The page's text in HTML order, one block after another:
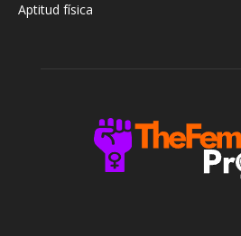
Aptitud física